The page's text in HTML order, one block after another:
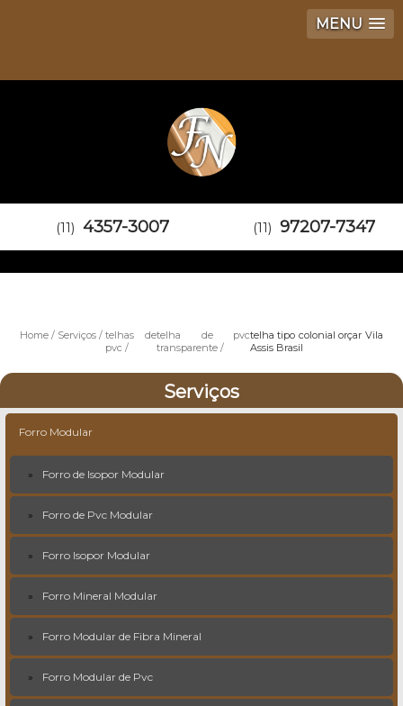
MENU
(11) 4357-3007 (11) 97207-7347
Home Serviços
telhas de
pvc
telha de pvc
transparente
telha tipo colonial orçar Vila
Assis Brasil
Serviços
Forro Modular
Forro de Isopor Modular
Forro de Pvc Modular
Forro Isopor Modular
Forro Mineral Modular
Forro Modular de Fibra Mineral
Forro Modular de Pvc